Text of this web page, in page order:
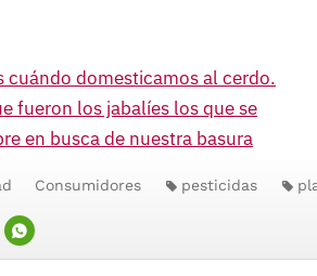
cuándo domesticamos al cerdo.
fueron los jabalíes los que se
en busca de nuestra basura
WHATSAPP
Consumidores pesticidas